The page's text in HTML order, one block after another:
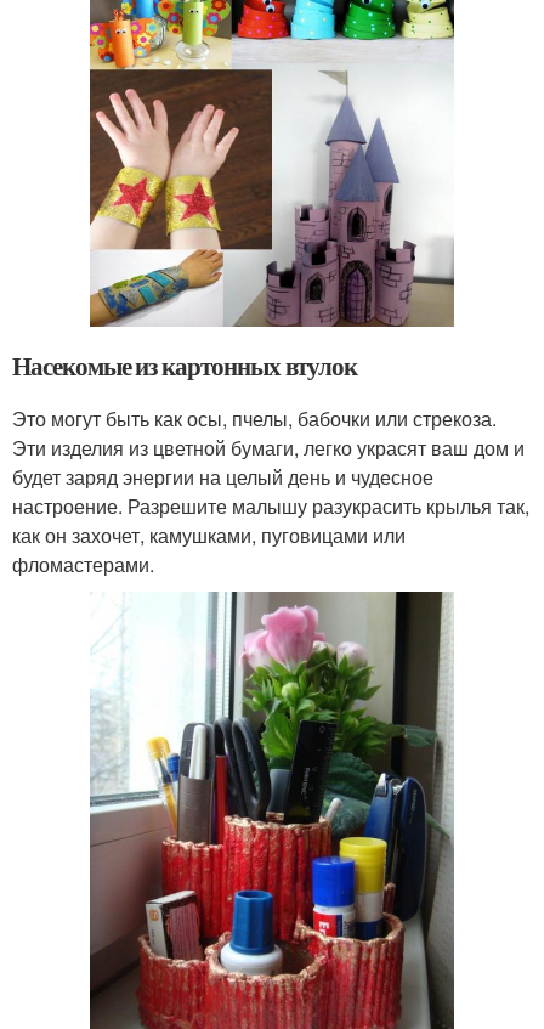
Насекомые из картонных втулок
Это могут быть как осы, пчелы, бабочки или стрекоза.
Эти изделия из цветной бумаги, легко украсят ваш дом и
будет заряд энергии на целый день и чудесное
настроение. Разрешите малышу разукрасить крылья так,
как он захочет, камушками, пуговицами или
фломастерами.